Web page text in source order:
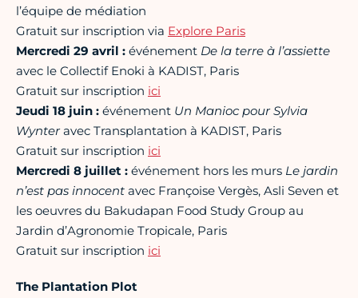
l’équipe de médiation
Gratuit sur inscription via Explore Paris
Mercredi 29 avril : événement De la terre à l’assiette
avec le Collectif Enoki à KADIST, Paris
Gratuit sur inscription ici
Jeudi 18 juin : événement Un Manioc pour Sylvia
Wynteravec Transplantation à KADIST, Paris
Gratuit sur inscription ici
Mercredi 8 juillet : événement hors les murs Le jardin
n’est pas innocent avec Françoise Vergès, Asli Seven et
les oeuvres du Bakudapan Food Study Group au
Jardin d’Agronomie Tropicale, Paris
Gratuit sur inscription ici
The Plantation Plot